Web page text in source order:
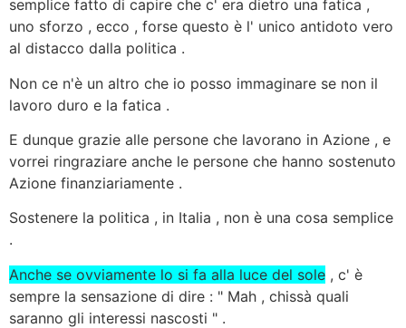
semplice fatto di capire che c' era dietro una fatica ,
uno sforzo , ecco , forse questo è l' unico antidoto vero
al distacco dalla politica .
Non ce n'è un altro che io posso immaginare se non il
lavoro duro e la fatica .
E dunque grazie alle persone che lavorano in Azione , e
vorrei ringraziare anche le persone che hanno sostenuto
Azione finanziariamente .
Sostenere la politica , in Italia , non è una cosa semplice
.
Anche se ovviamente lo si fa alla luce del sole , c' è
sempre la sensazione di dire : " Mah , chissà quali
saranno gli interessi nascosti " .